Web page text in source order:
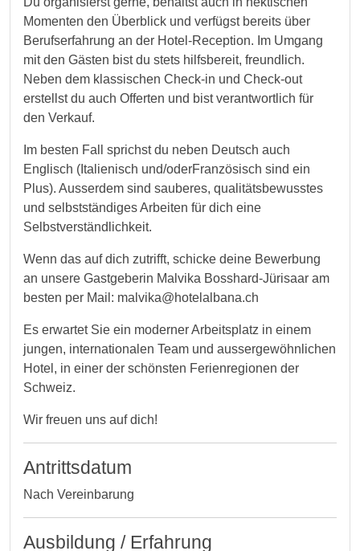
Momenten den Überblick und verfügst bereits über
Berufserfahrung an der Hotel-Reception. Im Umgang
mit den Gästen bist du stets hilfsbereit, freundlich.
Neben dem klassischen Check-in und Check-out
erstellst du auch Offerten und bist verantwortlich für
den Verkauf.
Im besten Fall sprichst du neben Deutsch auch
Englisch (Italienisch und/oderFranzösisch sind ein
Plus). Ausserdem sind sauberes, qualitätsbewusstes
und selbstständiges Arbeiten für dich eine
Selbstverständlichkeit.
Wenn das auf dich zutrifft, schicke deine Bewerbung
an unsere Gastgeberin Malvika Bosshard-Jürisaar am
besten per Mail: malvika@hotelalbana.ch
Es erwartet Sie ein moderner Arbeitsplatz in einem
jungen, internationalen Team und aussergewöhnlichen
Hotel, in einer der schönsten Ferienregionen der
Schweiz.
Wir freuen uns auf dich!
Antrittsdatum
Nach Vereinbarung
Ausbildung / Erfahrung